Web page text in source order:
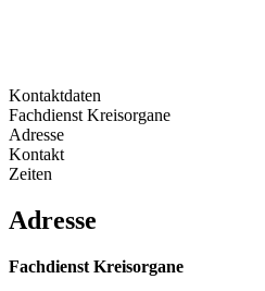
Kontaktdaten
Fachdienst Kreisorgane
Adresse
Kontakt
Zeiten
Adresse
Fachdienst Kreisorgane